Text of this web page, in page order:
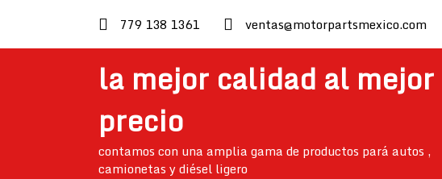
content
779 138 1361 ventas@motorpartsmexico.com
la mejor calidad al mejor
precio
contamos con una amplia gama de productos pará autos ,
camionetas y diésel ligero